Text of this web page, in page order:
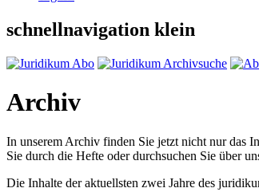
schnellnavigation klein
Archiv
In unserem Archiv finden Sie jetzt nicht nur das
Sie durch die Hefte oder durchsuchen Sie über
Die Inhalte der aktuellsten zwei Jahre des